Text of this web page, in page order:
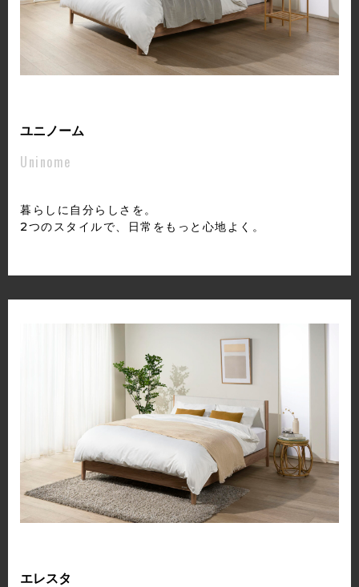
ユニノーム
Uninome
暮らしに自分らしさを。
2つのスタイルで、日常をもっと心地よく。
エレスタ